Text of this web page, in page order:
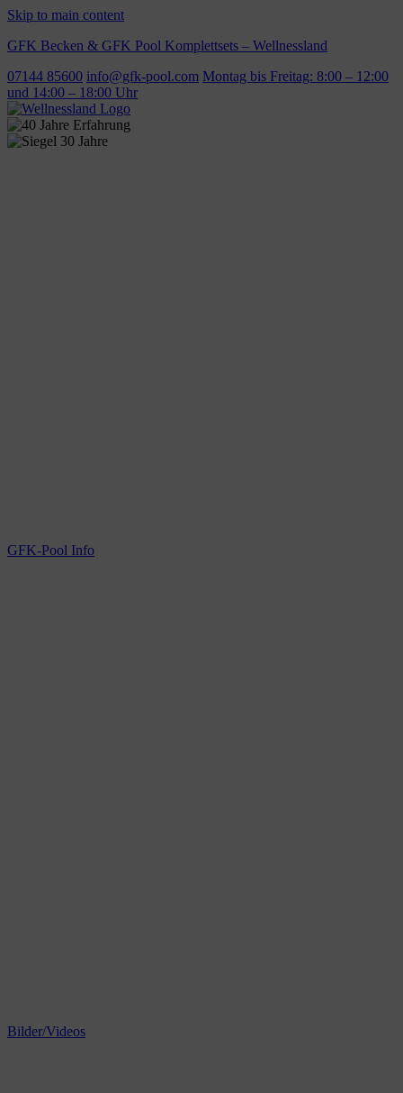
Skip to main content
GFK Becken & GFK Pool Komplettsets – Wellnessland
07144 85600 info@gfk-pool.com Montag bis Freitag: 8:00 – 12:00
und 14:00 – 18:00 Uhr
GFK-Pool Info
Bilder/Videos